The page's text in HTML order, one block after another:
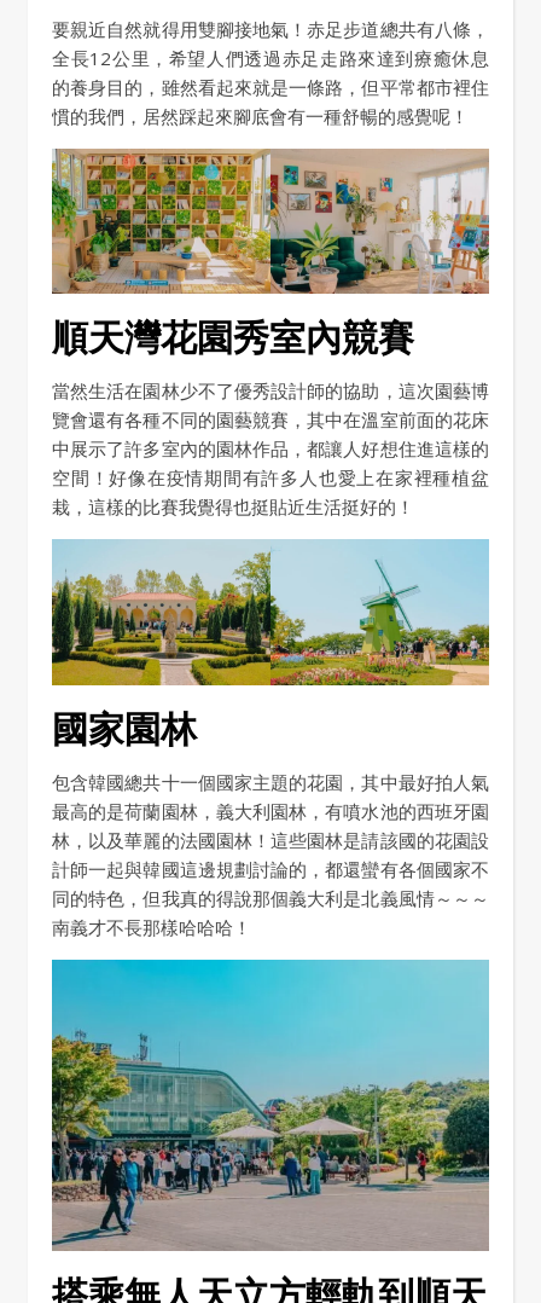
要親近自然就得用雙腳接地氣！赤足步道總共有八條，
全長12公里，希望人們透過赤足走路來達到療癒休息
的養身目的，雖然看起來就是一條路，但平常都市裡住
慣的我們，居然踩起來腳底會有一種舒暢的感覺呢！
順天灣花園秀室內競賽
當然生活在園林少不了優秀設計師的協助，這次園藝博
覽會還有各種不同的園藝競賽，其中在溫室前面的花床
中展示了許多室內的園林作品，都讓人好想住進這樣的
空間！好像在疫情期間有許多人也愛上在家裡種植盆
栽，這樣的比賽我覺得也挺貼近生活挺好的！
國家園林
包含韓國總共十一個國家主題的花園，其中最好拍人氣
最高的是荷蘭園林，義大利園林，有噴水池的西班牙園
林，以及華麗的法國園林！這些園林是請該國的花園設
計師一起與韓國這邊規劃討論的，都還蠻有各個國家不
同的特色，但我真的得說那個義大利是北義風情～～～
南義才不長那樣哈哈哈！